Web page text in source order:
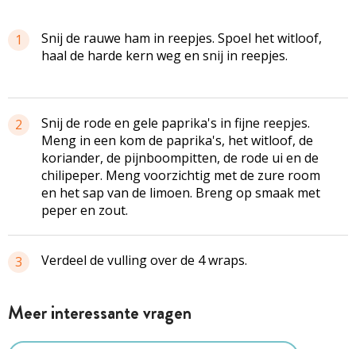
1
Snij de rauwe ham in reepjes. Spoel het witloof,
haal de harde kern weg en snij in reepjes.
2
Snij de rode en gele paprika's in fijne reepjes.
Meng in een kom de paprika's, het witloof, de
koriander, de pijnboompitten, de rode ui en de
chilipeper. Meng voorzichtig met de zure room
en het sap van de limoen. Breng op smaak met
peper en zout.
3 Verdeel de vulling over de 4 wraps.
Meer interessante vragen